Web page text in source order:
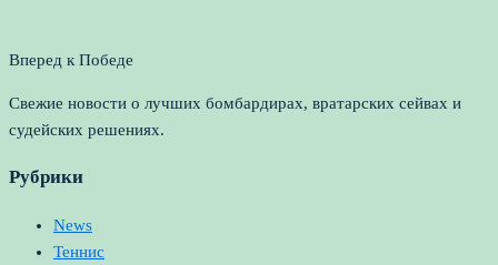
Вперед к Победе
Свежие новости о лучших бомбардирах, вратарских сейвах и
судейских решениях.
Рубрики
News
Теннис